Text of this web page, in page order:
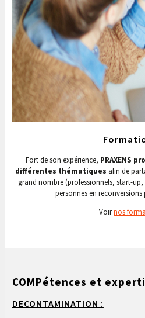
Fort de son expérience, PRAXENS
différentes thématiques afin de
grand nombre (professionnels, start-
personnes en
Voirnos
COMPétences et
DECONTAMINATION :